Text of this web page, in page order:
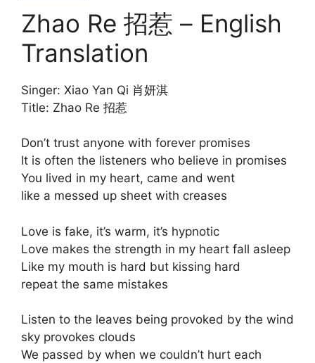
Zhao Re 招惹 – English
Translation
Singer: Xiao Yan Qi 肖妍淇
Title: Zhao Re 招惹
Don’t trust anyone with forever promises
It is often the listeners who believe in promises
You lived in my heart, came and went
like a messed up sheet with creases
Love is fake, it’s warm, it’s hypnotic
Love makes the strength in my heart fall asleep
Like my mouth is hard but kissing hard
repeat the same mistakes
Listen to the leaves being provoked by the wind
sky provokes clouds
We passed by when we couldn’t hurt each